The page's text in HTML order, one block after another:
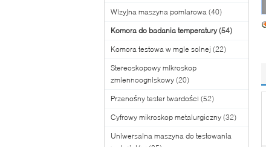
Wizyjna maszyna pomiarowa (40)
Komora do badania temperatury (54)
Komora testowa w mgle solnej (22)
Stereoskopowy mikroskop
zmiennoogniskowy (20)
Przenośny tester twardości (52)
Cyfrowy mikroskop metalurgiczny (32)
Uniwersalna maszyna do testowania